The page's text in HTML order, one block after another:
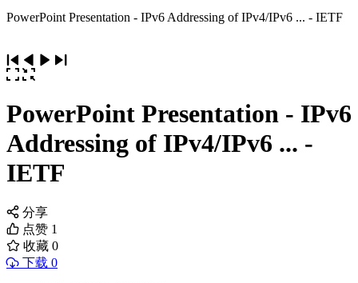
PowerPoint Presentation - IPv6 Addressing of IPv4/IPv6 ... - IETF
PowerPoint Presentation - IPv6
Addressing of IPv4/IPv6 ... -
IETF
分享
点赞 1
收藏 0
下载 0